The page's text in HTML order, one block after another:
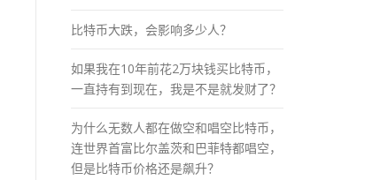
比特币大跌，会影响多少人？
如果我在10年前花2万块钱买比特币，
一直持有到现在，我是不是就发财了？
为什么无数人都在做空和唱空比特币，
连世界首富比尔盖茨和巴菲特都唱空，
但是比特币价格还是飙升？